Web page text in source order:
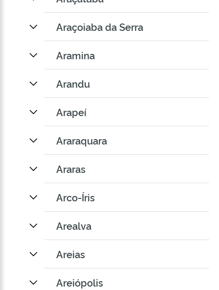
Araçoiaba da Serra
Aramina
Arandu
Arapeí
Araraquara
Araras
Arco-Íris
Arealva
Areias
Areiópolis